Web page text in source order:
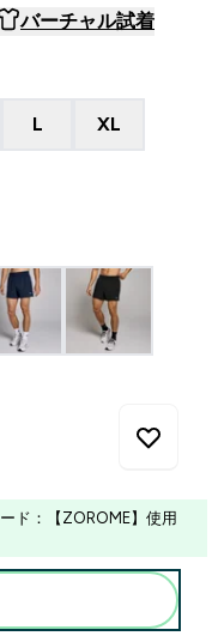
バーチャル試着
L XL
ド：【ZOROME】使用